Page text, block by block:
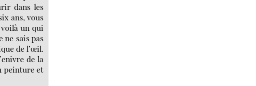
dans les
ans, vous
un qui
ne sais pas
de l’œil.
de la
peinture et